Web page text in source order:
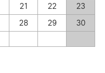
21 22
23
28 29
30